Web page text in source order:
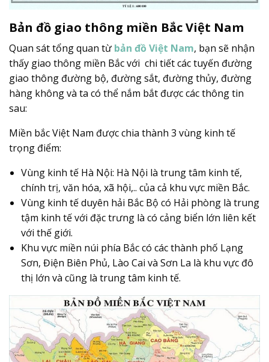
Bản đồ giao thông miền Bắc Việt Nam
Quan sát tổng quan từ bản đồ Việt Nam, bạn sẽ nhận
thấy giao thông miền Bắc với chi tiết các tuyến đường
giao thông đường bộ, đường sắt, đường thủy, đường
hàng không và ta có thể nắm bắt được các thông tin
sau:
Miền bắc Việt Nam được chia thành 3 vùng kinh tế
trọng điểm:
Vùng kinh tế Hà Nội: Hà Nội là trung tâm kinh tế,
chính trị, văn hóa, xã hội,.. của cả khu vực miền Bắc.
Vùng kinh tế duyên hải Bắc Bộ có Hải phòng là trung
tậm kinh tế với đặc trưng là có cảng biển lớn liên kết
với thế giới.
Khu vực miền núi phía Bắc có các thành phố Lạng
Sơn, Điện Biên Phủ, Lào Cai và Sơn La là khu vực đô
thị lớn và cũng là trung tâm kinh tế.